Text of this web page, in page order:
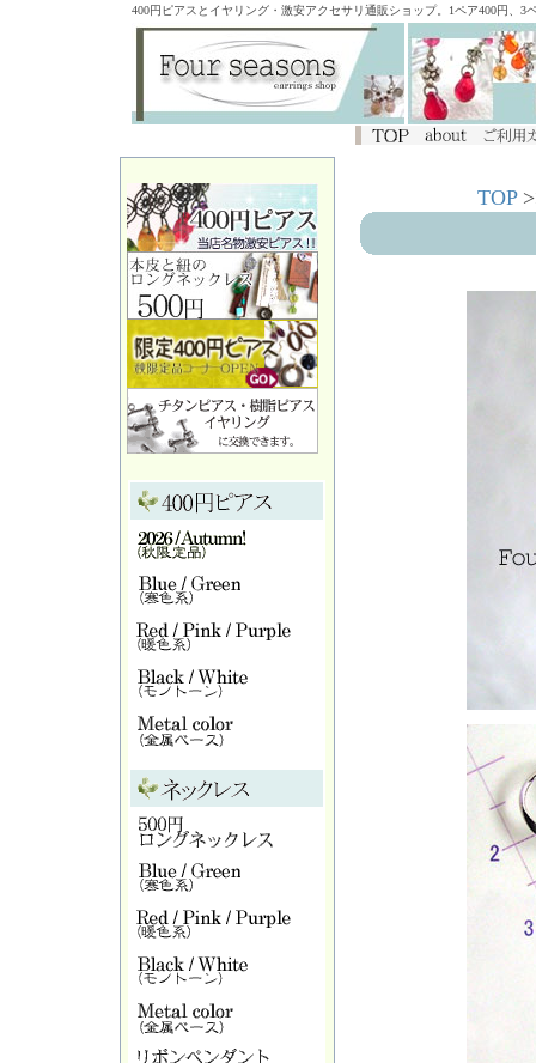
400円ピアスとイヤリング・激安アクセサリ通販ショップ。1ペア400円、
TOP